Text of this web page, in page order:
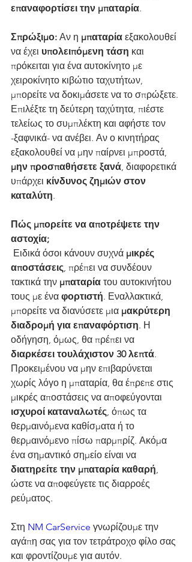
επαναφορτίσει την μπαταρία.
Σπρώξιμο: Αν η μπαταρία εξακολουθεί
να έχει υπολειπόμενη τάση και
πρόκειται για ένα αυτοκίνητο με
χειροκίνητο κιβώτιο ταχυτήτων,
μπορείτε να δοκιμάσετε να το σπρώξετε.
Επιλέξτε τη δεύτερη ταχύτητα, πιέστε
τελείως το συμπλέκτη και αφήστε τον
-ξαφνικά- να ανέβει. Αν ο κινητήρας
εξακολουθεί να μην παίρνει μπροστά,
μην προσπαθήσετε ξανά, διαφορετικά
υπάρχει κίνδυνος ζημιών στον
καταλύτη.
Πώς μπορείτε να αποτρέψετε την
αστοχία;
Ειδικά όσοι κάνουν συχνά μικρές
αποστάσεις, πρέπει να συνδέουν
τακτικά την μπαταρία του αυτοκινήτου
τους με ένα φορτιστή. Εναλλακτικά,
μπορείτε να διανύσετε μια μακρύτερη
διαδρομή για επαναφόρτιση. Η
οδήγηση, όμως, θα πρέπει να
διαρκέσει τουλάχιστον 30 λεπτά.
Προκειμένου να μην επιβαρύνεται
χωρίς λόγο η μπαταρία, θα έπρεπε στις
μικρές αποστάσεις να αποφεύγονται
ισχυροί καταναλωτές, όπως τα
θερμαινόμενα καθίσματα ή το
θερμαινόμενο πίσω παρμπρίζ. Ακόμα
ένα σημαντικό σημείο είναι να
διατηρείτε την μπαταρία καθαρή,
ώστε να αποφεύγετε τις διαρροές
ρεύματος.
Στη NM CarService γνωρίζουμε την
αγάπη σας για τον τετράτροχο φίλο σας
και φροντίζουμε για αυτόν.